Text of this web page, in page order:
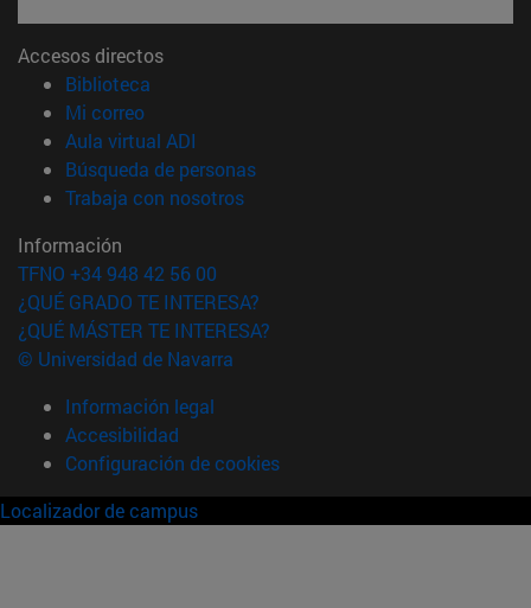
Accesos directos
Biblioteca
Mi correo(abre en nueva ventana)
Aula virtual ADI
Búsqueda de personas(abre en nueva ventana)
Trabaja con nosotros(abre en nueva ventana)
Información
TFNO +34 948 42 56 00
¿QUÉ GRADO TE INTERESA?
¿QUÉ MÁSTER TE INTERESA?
© Universidad de Navarra
Información legal
Accesibilidad
Configuración de cookies
Localizador de campus